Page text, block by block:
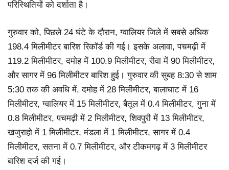
परिस्थितियों को दर्शाता है।
गुरुवार को, पिछले 24 घंटे के दौरान, ग्वालियर जिले में सबसे अधिक
198.4 मिलीमीटर बारिश रिकॉर्ड की गई। इसके अलावा, पचमढ़ी में
119.2 मिलीमीटर, दमोह में 100.9 मिलीमीटर, रीवा में 90 मिलीमीटर,
और सागर में 96 मिलीमीटर बारिश हुई। गुरुवार की सुबह 8:30 से शाम
5:30 तक की अवधि में, दमोह में 28 मिलीमीटर, बालाघाट में 16
मिलीमीटर, ग्वालियर में 15 मिलीमीटर, बैतूल में 0.4 मिलीमीटर, गुना में
0.8 मिलीमीटर, पचमढ़ी में 2 मिलीमीटर, शिवपुरी में 13 मिलीमीटर,
खजुराहो में 1 मिलीमीटर, मंडला में 1 मिलीमीटर, सागर में 0.4
मिलीमीटर, सतना में 0.7 मिलीमीटर, और टीकमगढ़ में 3 मिलीमीटर
बारिश दर्ज की गई।